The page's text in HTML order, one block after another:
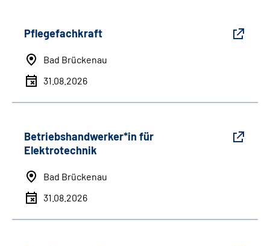
Pflegefachkraft
Bad Brückenau
31.08.2026
Betriebshandwerker*in für
Elektrotechnik
Bad Brückenau
31.08.2026